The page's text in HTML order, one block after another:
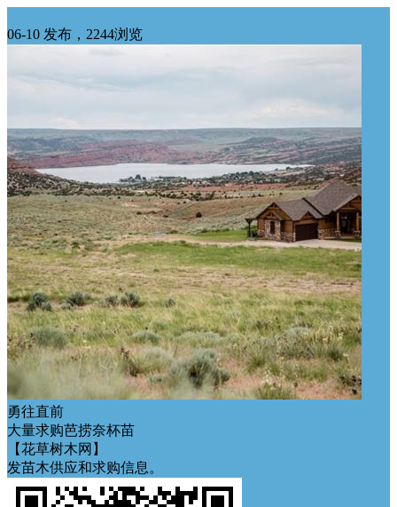
06-10 发布，2244浏览
勇往直前
大量求购芭捞奈杯苗
【花草树木网】
发苗木供应和求购信息。